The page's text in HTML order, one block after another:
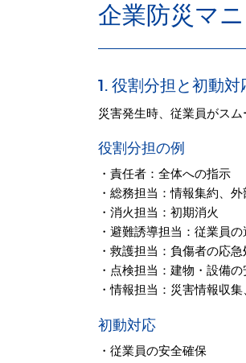
企業防災マ
1. 役割分担と初動
災害発生時、従業員がス
役割分担の例
・責任者：全体への指示
・総務担当：情報集約、
・消火担当：初期消火
・避難誘導担当：従業員
・救護担当：負傷者の応
・点検担当：建物・設備
・情報担当：災害情報収
初動対応
・従業員の安全確保